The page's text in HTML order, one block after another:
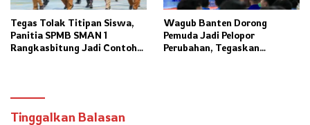
Tegas Tolak Titipan Siswa,
Panitia SPMB SMAN 1
Rangkasbitung Jadi Contoh
Wagub Banten Dorong
Pemuda Jadi Pelopor
Perubahan, Tegaskan
Tinggalkan Balasan